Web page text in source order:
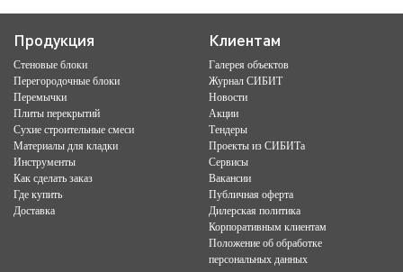
Продукция
Стеновые блоки
Перегородочные блоки
Перемычки
Плиты перекрытий
Сухие строительные смеси
Материалы для кладки
Инструменты
Как сделать заказ
Где купить
Доставка
Клиентам
Галерея объектов
Журнал СИБИТ
Новости
Акции
Тендеры
Проекты из СИБИТа
Сервисы
Вакансии
Публичная оферта
Дилерская политика
Корпоративным клиентам
Положение об обработке
персональных данных